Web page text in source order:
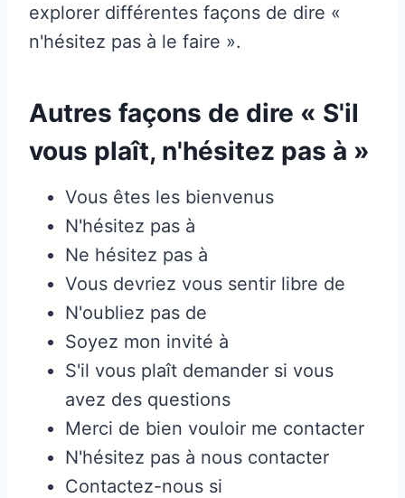
explorer différentes façons de dire «
n'hésitez pas à le faire ».
Autres façons de dire « S'il
vous plaît, n'hésitez pas à »
Vous êtes les bienvenus
N'hésitez pas à
Ne hésitez pas à
Vous devriez vous sentir libre de
N'oubliez pas de
Soyez mon invité à
S'il vous plaît demander si vous
avez des questions
Merci de bien vouloir me contacter
N'hésitez pas à nous contacter
Contactez-nous si